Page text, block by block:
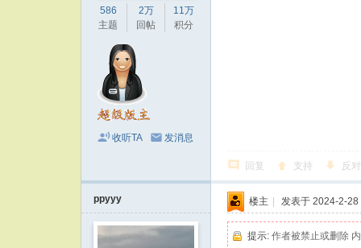
586
主题
2万
回帖
11万
积分
收听TA 发消息
回复 支持 反对
ppyyy 楼主 | 发表于 2024-2-
提示: 作者被禁止或删除